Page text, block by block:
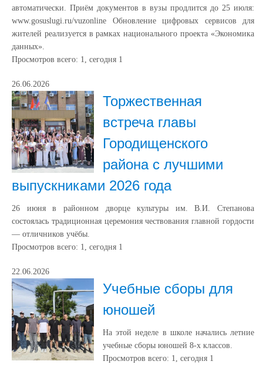
автоматически. Приём документов в вузы продлится до 25 июля:
www.gosuslugi.ru/vuzonline Обновление цифровых сервисов для
жителей реализуется в рамках национального проекта «Экономика
данных».
Просмотров всего: 1, сегодня 1
26.06.2026
Торжественная
встреча главы
Городищенского
района с лучшими
выпускниками 2026 года
26 июня в районном дворце культуры им. В.И. Степанова
состоялась традиционная церемония чествования главной гордости
— отличников учёбы.
Просмотров всего: 1, сегодня 1
22.06.2026
Учебные сборы для
юношей
На этой неделе в школе начались летние
учебные сборы юношей 8-х классов.
Просмотров всего: 1, сегодня 1